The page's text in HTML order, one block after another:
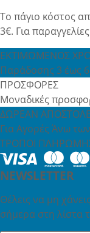
Το πάγιο κόστος
3€. Για
ΕΚΤΙΜΩΜΕΝΟΣ
Παράδοσης 3 έως 6
ΠΡΟΣΦΟΡΕΣ
Μοναδικές
ΔΩΡΕΑΝ
Για Αγορές Άνω
ΤΡΟΠΟΙ
NEWSLETTER
Θέλεις να μη
σήμερα στη λίστα